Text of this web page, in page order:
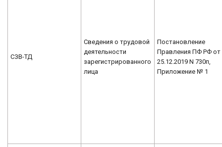
СЗВ-ТД
Сведения о трудовой
деятельности
зарегистрированного
лица
Постановление
Правления ПФ РФ от
25.12.2019 N 730п,
Приложение № 1